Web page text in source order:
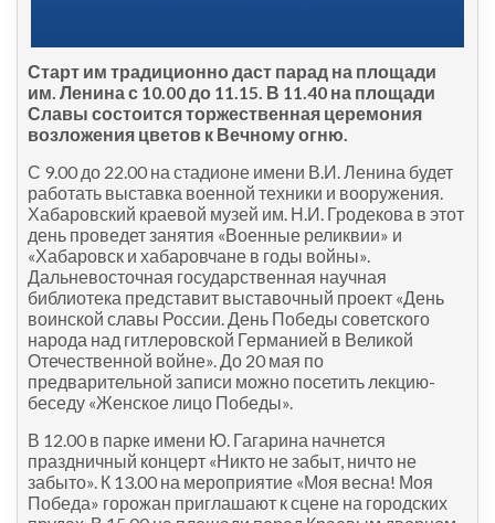
Старт им традиционно даст парад на площади
им. Ленина с 10.00 до 11.15. В 11.40 на площади
Славы состоится торжественная церемония
возложения цветов к Вечному огню.
С 9.00 до 22.00 на стадионе имени В.И. Ленина будет
работать выставка военной техники и вооружения.
Хабаровский краевой музей им. Н.И. Гродекова в этот
день проведет занятия «Военные реликвии» и
«Хабаровск и хабаровчане в годы войны».
Дальневосточная государственная научная
библиотека представит выставочный проект «День
воинской славы России. День Победы советского
народа над гитлеровской Германией в Великой
Отечественной войне». До 20 мая по
предварительной записи можно посетить лекцию-
беседу «Женское лицо Победы».
В 12.00 в парке имени Ю. Гагарина начнется
праздничный концерт «Никто не забыт, ничто не
забыто». К 13.00 на мероприятие «Моя весна! Моя
Победа» горожан приглашают к сцене на городских